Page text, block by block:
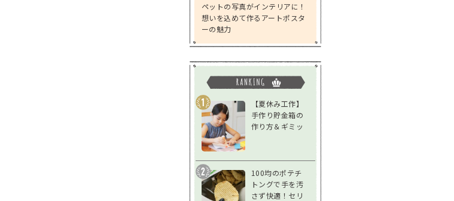
ペットの写真がインテリアに！
想いを込めて作るアートポスタ
ーの魅力
【夏休み工作】
手作り貯金箱の
作り方＆ギミッ
応
100均のポテチ
トングで手を汚
さず快適！セリ